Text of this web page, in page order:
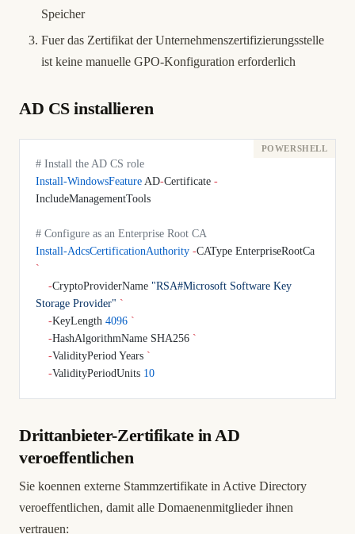
Speicher
Fuer das Zertifikat der Unternehmenszertifizierungsstelle
ist keine manuelle GPO-Konfiguration erforderlich
AD CS installieren
# Install the AD CS role
Install-WindowsFeature AD-Certificate -
IncludeManagementTools
# Configure as an Enterprise Root CA
Install-AdcsCertificationAuthority -
`
    -
CryptoProviderName "RSA#Microsoft Software Key
Storage Provider" `
    -
KeyLength 4096 `
    -
HashAlgorithmName SHA256 `
    -
ValidityPeriod Years `
    -
ValidityPeriodUnits 10
Drittanbieter-Zertifikate in AD
veroeffentlichen
Sie koennen externe Stammzertifikate in Active Directory
veroeffentlichen, damit alle Domaenenmitglieder ihnen
vertrauen: